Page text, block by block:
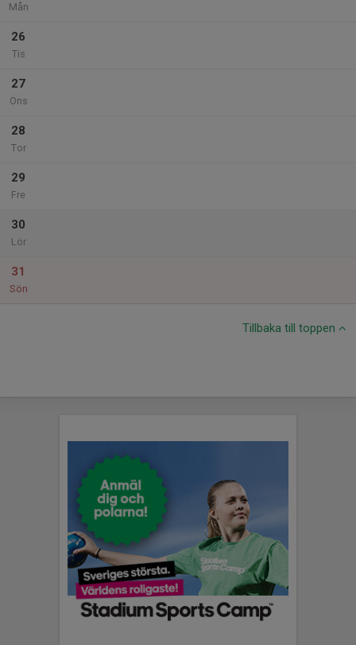
Mån
26
Tis
27
Ons
28
Tor
29
Fre
30
Lör
31
Sön
Tillbaka till toppen